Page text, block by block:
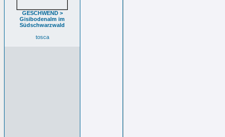
GESCHWEND >
Gisibodenalm im
Südschwarzwald
tosca